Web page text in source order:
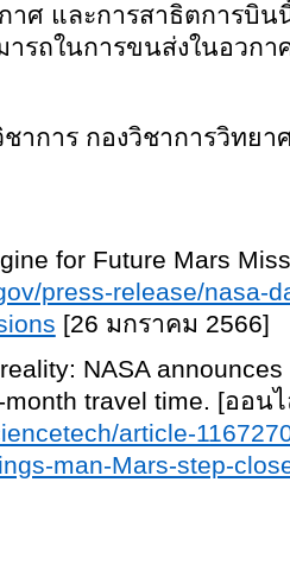
าศ และการสาธิตการบิน
รถในการขนส่งในอวกา
าการ กองวิชาการวิทยา
for Future Mars
press-release/nasa-
[26 มกราคม 2566]
NASA
travel time. [ออน
article-
man-Mars-step-